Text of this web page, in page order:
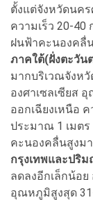
ตั้งแต่จังหวัดนค
ความเร็ว 20-
ฝนฟ้าคะนองคลื่
ภาคใต้(ฝั่งตะวัน
มากบริเวณจังห
องศาเซลเซียส
ออกเฉียงเหนือ
ประมาณ 1 เมต
คะนองคลื่นสูงม
กรุงเทพและปริ
ลดลงอีกเล็กน้อ
อุณหภูมิสูงสุด